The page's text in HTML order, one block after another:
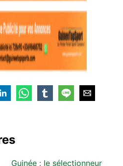
Guinée : le sélectionneur